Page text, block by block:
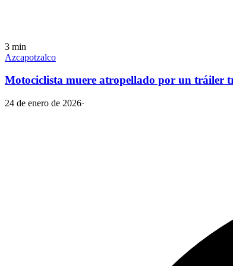
3 min
Azcapotzalco
Motociclista muere atropellado por un tráiler
24 de enero de 2026·